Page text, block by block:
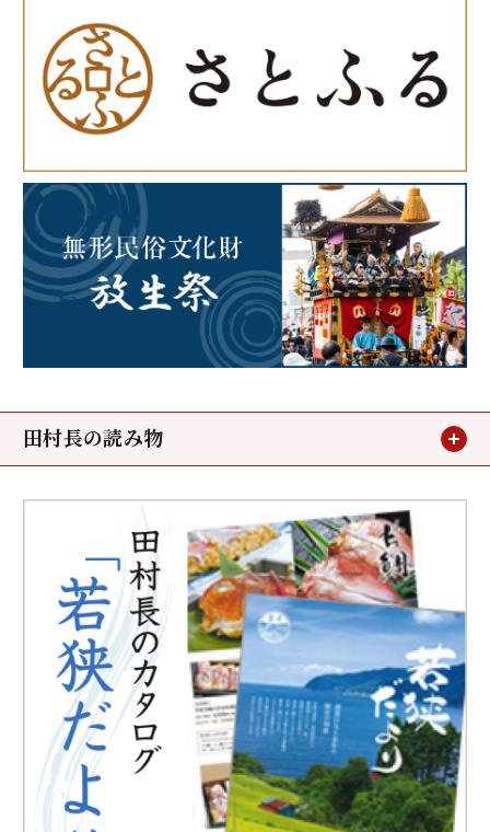
田村長の読み物
お客様の声
メディア掲載
鯖街道ウォーキング